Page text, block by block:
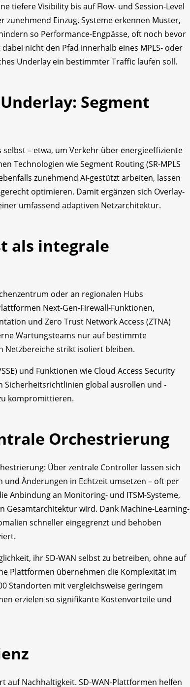
tiefere Visibility bis auf Flow- und Session-Level
Einzug. Systeme erkennen Muster,
so Performance-Engpässe, oft noch bevor
nicht den Pfad innerhalb eines MPLS- oder
Underlay ein bestimmter Traffic laufen soll.
Segment
– etwa, um Verkehr über energieeffiziente
Technologien wie Segment Routing (SR-MPLS
zunehmend AI-gestützt arbeiten, lassen
optimieren. Damit ergänzen sich Overlay-
umfassend adaptiven Netzarchitektur.
als integrale
oder an regionalen Hubs
Next-Gen-Firewall-Funktionen,
und Zero Trust Network Access (ZTNA)
Wartungsteams nur auf bestimmte
Netzbereiche strikt isoliert bleiben.
und Funktionen wie Cloud Access Security
Sicherheitsrichtlinien global ausrollen und
kompromittieren.
Orchestrierung
Über zentrale Controller lassen sich
Änderungen in Echtzeit umsetzen – oft per
Anbindung an Monitoring- und ITSM-Systeme,
Gesamtarchitektur wird. Dank Machine-Learning-
schneller eingegrenzt und behoben
ihr SD-WAN selbst zu betreiben, ohne auf
Plattformen übernehmen die Komplexität im
Standorten mit vergleichsweise geringem
erzielen so signifikante Kostenvorteile und
auf Nachhaltigkeit. SD-WAN-Plattformen helfen